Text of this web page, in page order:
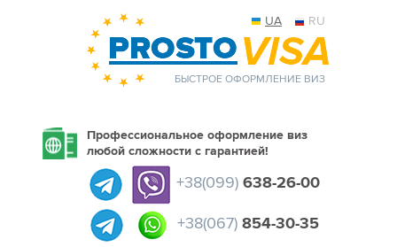
UA RU
БЫСТРОЕ ОФОРМЛЕНИЕ ВИЗ
Профессиональное оформление виз
любой сложности с гарантией!
+38(099) 638-26-00
+38(067) 854-30-35